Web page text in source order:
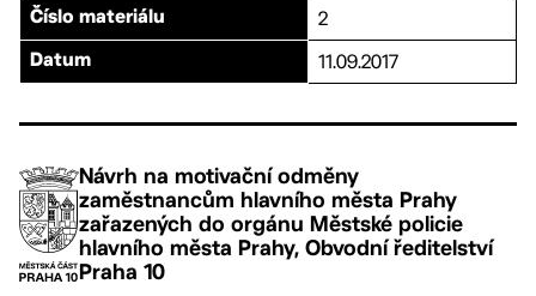
Číslo materiálu 2
Datum 11.09.2017
Návrh na motivační odměny
zaměstnancům hlavního města Prahy
zařazených do orgánu Městské policie
hlavního města Prahy, Obvodní ředitelství
Praha 10